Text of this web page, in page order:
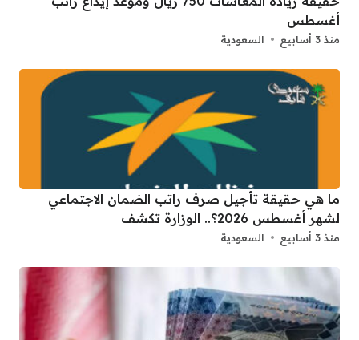
أغسطس
منذ 3 أسابيع السعودية
ما هي حقيقة تأجيل صرف راتب الضمان الاجتماعي
لشهر أغسطس 2026؟.. الوزارة تكشف
منذ 3 أسابيع السعودية